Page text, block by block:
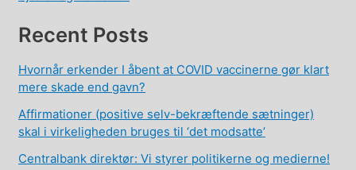
Recent Posts
Hvornår erkender I åbent at COVID vaccinerne gør klart
mere skade end gavn?
Affirmationer (positive selv-bekræftende sætninger)
skal i virkeligheden bruges til ‘det modsatte’
Centralbank direktør: Vi styrer politikerne og medierne!